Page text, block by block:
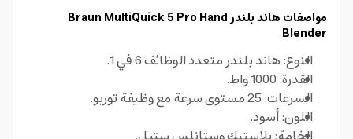
مواصفات هاند بلندر Braun MultiQuick 5 Pro Hand
Blender
النوع: هاند بلندر متعدد الوظائف 6 في 1.
القدرة: 1000 واط.
السرعات: 25 مستوى سرعة مع وظيفة توربو.
اللون: أسود.